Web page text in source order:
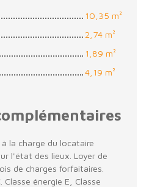
10,35 m²
2,74 m²
1,89 m²
4,19 m²
la charge du locataire
l'état des lieux. Loyer de
de charges forfaitaires.
énergie E, Classe